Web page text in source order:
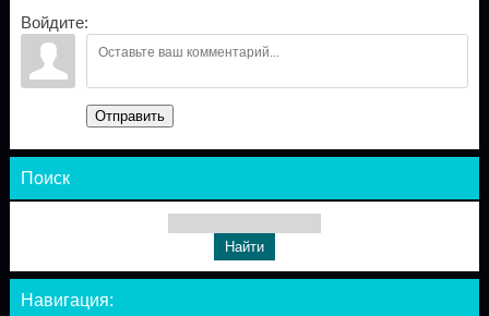
Войдите:
Отправить
Поиск
Навигация: